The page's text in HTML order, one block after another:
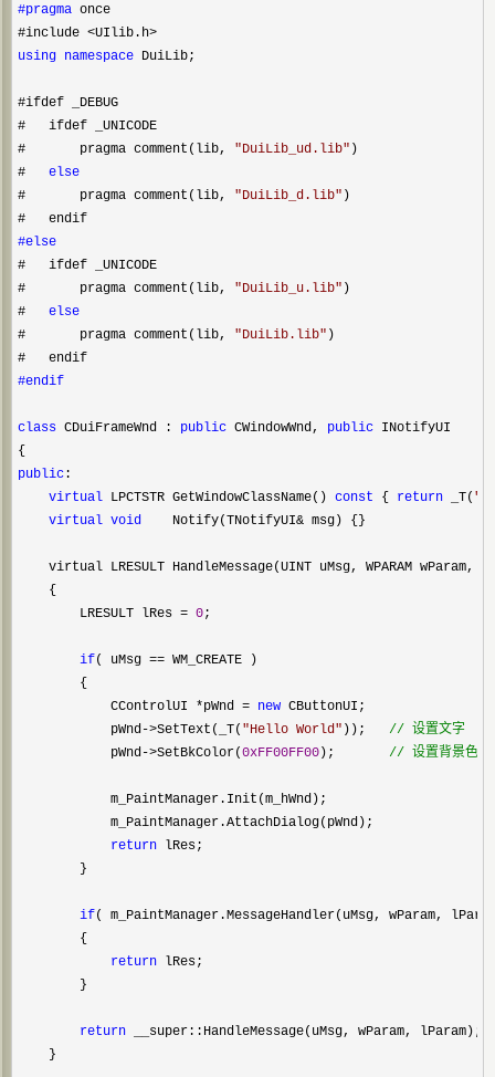
#pragma once
#include
using namespace DuiLib;
#ifdef _DEBUG
#   ifdef _UNICODE
#       pragma comment(lib, "DuiLib_ud.lib" )
# else
#       pragma comment(lib, "DuiLib_d.lib" )
#else
#   ifdef _UNICODE
#       pragma comment(lib, "DuiLib_u.lib" )
# else
#       pragma comment(lib, "DuiLib.lib" )
#endif
class CDuiFrameWnd : public CWindowWnd, public INotifyUI
public :
virtual LPCTSTR GetWindowClassName() const { return _T( "
virtual void
    Notify(TNotifyUI&
msg) {}
virtual LRESULT HandleMessage(UINT uMsg, WPARAM wParam,
    {
        LRESULT lRes
= 0;
if( uMsg == WM_CREATE )
        {
            CControlUI
*pWnd = new CButtonUI;
            pWnd
->SetText(_T( "Hello World" )); // 设置文字
            pWnd->SetBkColor(
0xFF00FF00); // 设置背景色
            m_PaintManager.Init(m_hWnd);
            m_PaintManager.AttachDialog(pWnd);
return lRes;
        }
if( m_PaintManager.MessageHandler(uMsg, wParam,
        {
return lRes;
        }
return __super::HandleMessage(uMsg, wParam, lParam);
    }